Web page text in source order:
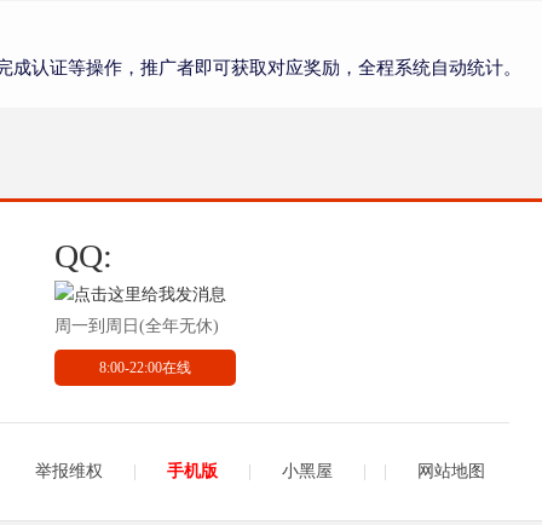
认证等操作，推广者即可获取对应奖励，全程系统自动统计。
QQ:
周一到周日(全年无休)
8:00-22:00在线
举报维权 手机版 小黑屋 网站地图